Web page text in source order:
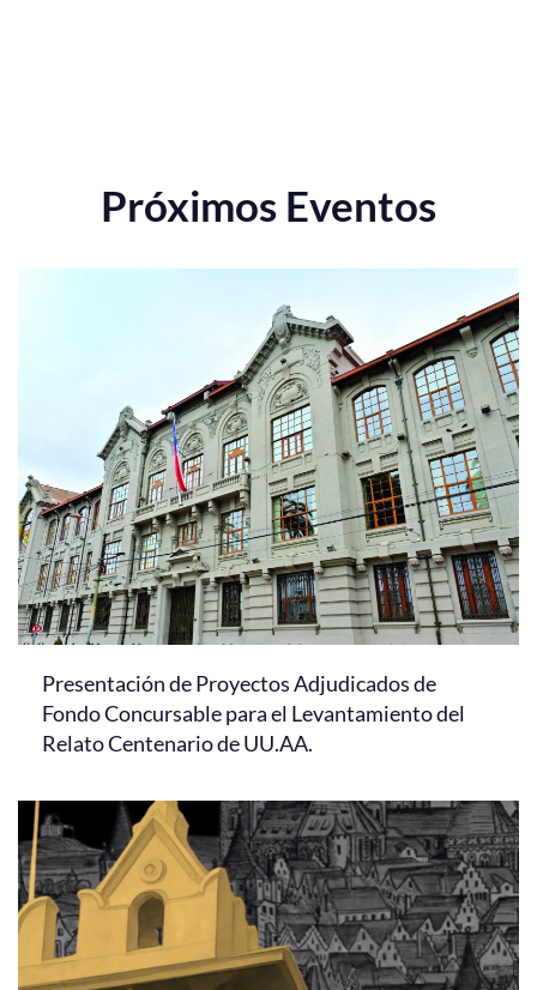
Próximos Eventos
Presentación de Proyectos Adjudicados de
Fondo Concursable para el Levantamiento del
Relato Centenario de UU.AA.